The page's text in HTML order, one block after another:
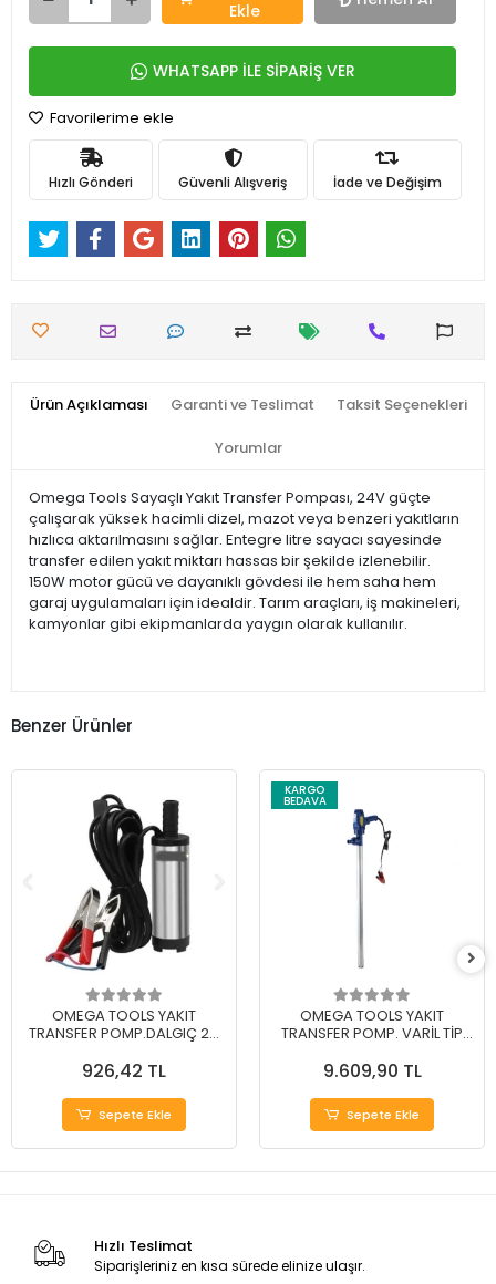
Ekle
WHATSAPP İLE SİPARİŞ VER
Favorilerime ekle
Hızlı Gönderi Güvenli Alışveriş İade ve Değişim
Ürün Açıklaması Garanti ve Teslimat Taksit Seçenekleri
Yorumlar
Omega Tools Sayaçlı Yakıt Transfer Pompası, 24V güçte
çalışarak yüksek hacimli dizel, mazot veya benzeri yakıtların
hızlıca aktarılmasını sağlar. Entegre litre sayacı sayesinde
transfer edilen yakıt miktarı hassas bir şekilde izlenebilir.
150W motor gücü ve dayanıklı gövdesi ile hem saha hem
garaj uygulamaları için idealdir. Tarım araçları, iş makineleri,
kamyonlar gibi ekipmanlarda yaygın olarak kullanılır.
Benzer Ürünler
OMEGA TOOLS YAKIT
TRANSFER POMP.DALGIÇ 24
926,42 TL
Sepete Ekle
KARGO
BEDAVA
OMEGA TOOLS YAKIT
TRANSFER POMP. VARİL TİP
9.609,90 TL
Sepete Ekle
Hızlı Teslimat
Siparişleriniz en kısa sürede elinize ulaşır.